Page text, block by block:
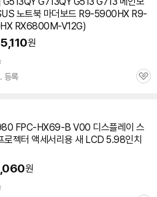
노트북 마더보드 R9-5900HX R9-
RX6800M-V12G)
원
등록
관
FPC-HX69-B V00 디스플레이 스
로젝터 액세서리용 새 LCD 5.98인치
원